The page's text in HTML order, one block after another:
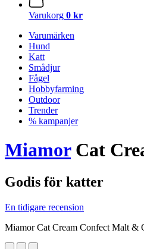
Varukorg 0 kr
Varumärken
Hund
Katt
Smådjur
Fågel
Hobbyfarming
Outdoor
Trender
% kampanjer
MiamorCat
Godis för katter
En tidigare recension
Miamor Cat Cream Confect Malt &